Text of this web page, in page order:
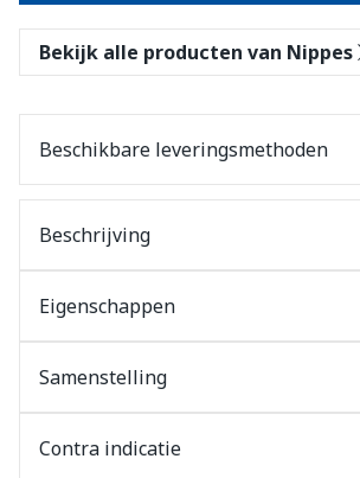
Bekijk alle producten van Nippes
Beschikbare leveringsmethoden
Beschrijving
Eigenschappen
Samenstelling
Contra indicatie